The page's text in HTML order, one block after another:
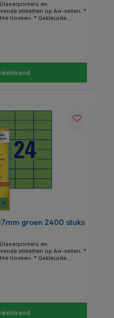
laserprinters en
etiketten op A4-vellen. *
hoeken. * Gekleurde
voorwerpen te
http://www.avery.eu.
groen 2400 stuks
laserprinters en
etiketten op A4-vellen. *
hoeken. * Gekleurde
voorwerpen te
http://www.avery.eu.